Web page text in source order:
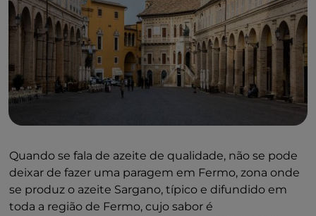
Quando se fala de azeite de qualidade, não se pode
deixar de fazer uma paragem em Fermo, zona onde
se produz o azeite Sargano, típico e difundido em
toda a região de Fermo, cujo sabor é